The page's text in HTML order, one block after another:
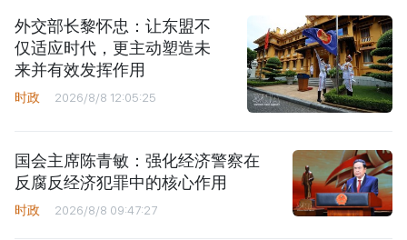
外交部长黎怀忠：让东盟不
仅适应时代，更主动塑造未
来并有效发挥作用
时政 2026/8/8 12:05:25
国会主席陈青敏：强化经济警察在
反腐反经济犯罪中的核心作用
时政 2026/8/8 09:47:27